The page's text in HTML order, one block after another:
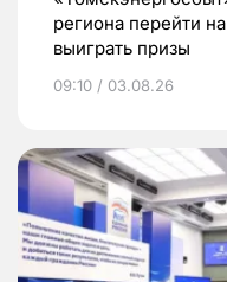
региона перейти
выиграть призы
09:10 / 03.08.26